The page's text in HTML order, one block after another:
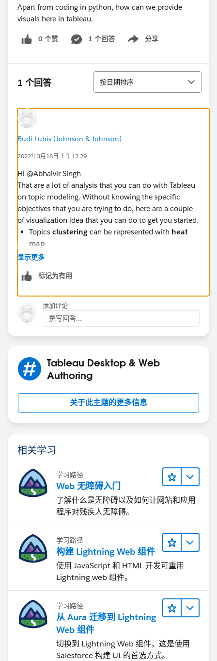
Apart from coding in python, how can we provide
visuals here in tableau.
0 个赞 1 个回答 分享
Show menu
1 个回答 排序
按日期排序
Budi Lubis (Johnson & Johnson)
2022年3月18日 上午12:29
Hi @Abhaivir Singh​ -
That are a lot of analysis that you can do with Tableau
on topic modeling. Without knowing the specific
objectives that you are trying to do, here are a couple
of visualization idea that you can do to get you started.
Topics clustering can be represented with heat
map
Topic
For topicproportions
highest to lowes
For
changesin topic over time you can represent
withbandgraph
显示更多
标记为有用
添加评论
撰写回答...
Tableau Desktop & Web
Authoring
关于此主题的更多信息
相关学习
学习路径
Web 无障碍入门
了解什么是无障碍以及如何让网站和应用
程序对残疾人无障碍。
学习路径
构建 Lightning Web 组件
使用 JavaScript 和 HTML 开发可重用
Lightning web 组件。
学习路径
从 Aura 迁移到 Lightning
Web 组件
切换到 Lightning Web 组件，这是使用
Salesforce 构建 UI 的首选方式。